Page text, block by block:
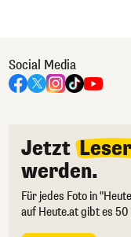
Social Media
Jetzt
werden.
Für jedes Foto in
auf Heute.at gibt es 50